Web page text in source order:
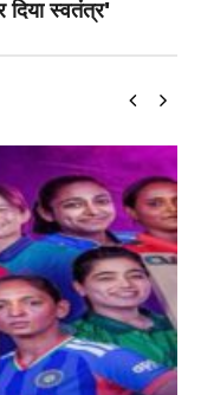
दिया स्वतंत्र'